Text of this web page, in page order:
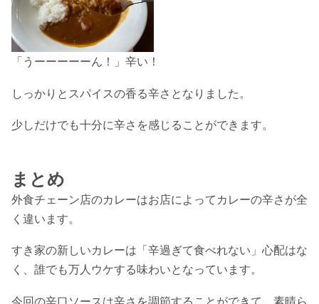
「うーーーーーん！」辛い！
しっかりとスパイスの香る辛さとなりました。
少しだけでも十分に辛さを感じることができます。
まとめ
外食チェーン店のカレーはお店によってカレーの辛さが全
く違います。
すき家の新しいカレーは「辛過ぎて食べれない」心配はな
く、誰でも万人ウケする味わいとなっています。
今回の辛口ソースは辛さを調節することができて、素晴ら